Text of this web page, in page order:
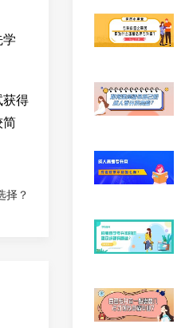
学
获得
简
择？